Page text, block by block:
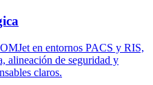
en entornos PACS y RIS,
alineación de seguridad y
claros.